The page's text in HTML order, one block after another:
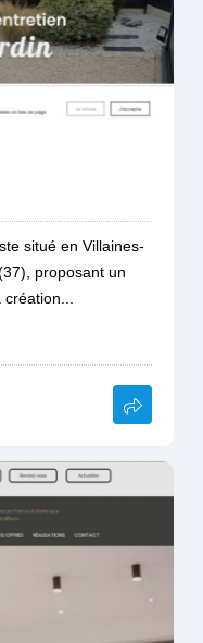
situé en Villaines-
proposant un